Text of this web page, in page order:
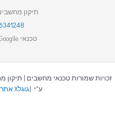
תיקון
טכנאי Googlle מחשבים
ע"י [גוגלX אתרים לעסקים